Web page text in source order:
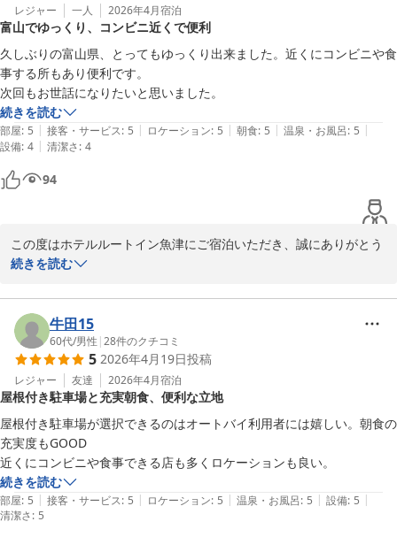
今後もお客様に快適にお過ごしいただけるよう努めてまいりますの
で、またお越しいただける日をスタッフ一同心よりお待ち申し上げ
ております。
フロント　福森
ホテルルートイン魚津
レジャー 一人 2026年4月宿泊
富山でゆっくり、コンビニ近くで便利
久しぶりの富山県、とってもゆっくり出来ました。近くにコンビニや食
事する所もあり便利です。
次回もお世話になりたいと思いました。
続きを読む
部屋: 5 | 接客・サービス: 5 | ロケーション: 5 | 朝食: 5 | 温泉・お風呂: 5 |
設備: 4 | 清潔さ: 4
94
この度はホテルルートイン魚津にご宿泊いただき、誠にありがとう
ございます。
当ホテルの周辺環境にご満足いただけた様子を伺い、大変嬉しく存
じます。徒歩圏内にコンビニエンスストアや飲食店が多数ございま
すので、お食事や急なお買い物にも大変便利かと存じます
。
今後もお客様に快適な滞在を提供できるよう努めてまいります。
またのお越しをスタッフ一同、心よりお待ち申し上げております。
フロント　野口
ホテルルートイン魚津
2026-04-30
続きを読む
牛田15
60代/男性 |28件のクチコミ
5 2026年4月19日投稿
レジャー 友達 2026年4月宿泊
屋根付き駐車場と充実朝食、便利な立地
屋根付き駐車場が選択できるのはオートバイ利用者には嬉しい。朝食の
充実度もGOOD
近くにコンビニや食事できる店も多くロケーションも良い。
続きを読む
部屋: 5 | 接客・サービス: 5 | ロケーション: 5 | 温泉・お風呂: 5 | 設備: 5 |
清潔さ: 5